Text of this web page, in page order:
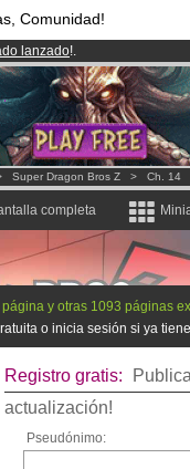
Comunidad!
lanzado!.
al mes!Hazte Premium ya
Cómics y Mangas!.
Super Dragon Bros Z > Ch. 14
completa
y otras 1093 páginas
o inicia sesión si ya
Registro gratis:
actualización!
Pseudónimo: